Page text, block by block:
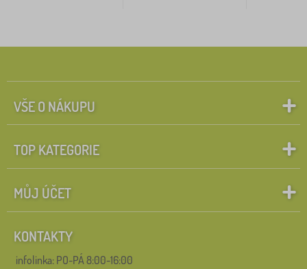
VŠE O NÁKUPU
TOP KATEGORIE
MŮJ ÚČET
KONTAKTY
infolinka: PO-PÁ 8:00-16:00